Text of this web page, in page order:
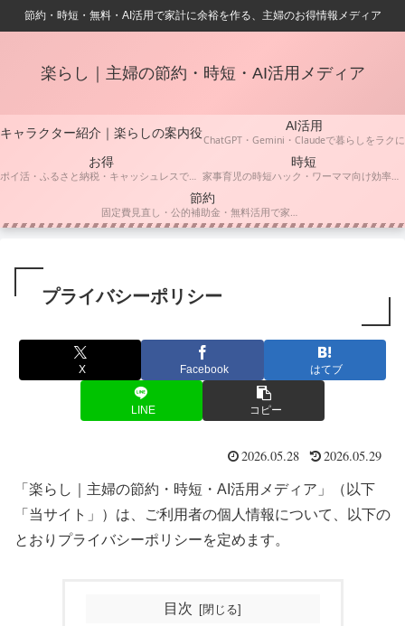
節約・時短・無料・AI活用で家計に余裕を作る、主婦のお得情報メディア
楽らし｜主婦の節約・時短・AI活用メディア
キャラクター紹介｜楽らしの案内役 AI活用
ChatGPT・Gemini・Claudeで暮らしをラクに
お得 時短
節約
プライバシーポリシー
X Facebook はてブ
LINE コピー
2026.05.28 2026.05.29
「楽らし｜主婦の節約・時短・AI活用メディア」（以下
「当サイト」）は、ご利用者の個人情報について、以下の
とおりプライバシーポリシーを定めます。
目次